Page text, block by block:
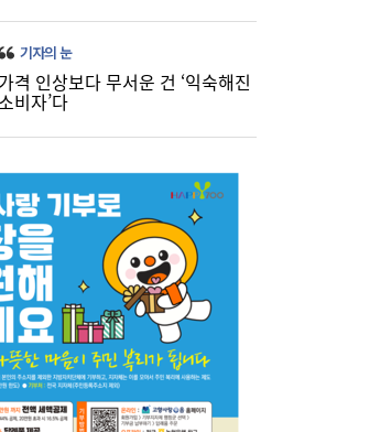
기자의 눈
가격 인상보다 무서운 건 ‘익숙해진
비자’다